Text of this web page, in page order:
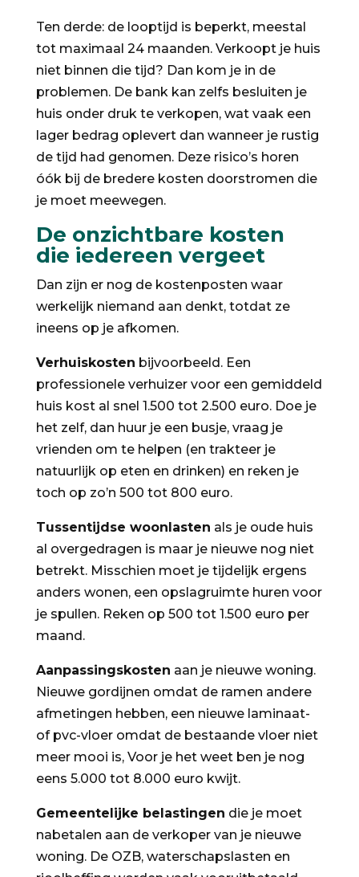
Ten derde: de looptijd is beperkt, meestal
tot maximaal 24 maanden. Verkoopt je huis
niet binnen die tijd? Dan kom je in de
problemen. De bank kan zelfs besluiten je
huis onder druk te verkopen, wat vaak een
lager bedrag oplevert dan wanneer je rustig
de tijd had genomen. Deze risico’s horen
óók bij de bredere kosten doorstromen die
je moet meewegen.
De onzichtbare kosten
die iedereen vergeet
Dan zijn er nog de kostenposten waar
werkelijk niemand aan denkt, totdat ze
ineens op je afkomen.
Verhuiskosten bijvoorbeeld. Een
professionele verhuizer voor een gemiddeld
huis kost al snel 1.500 tot 2.500 euro. Doe je
het zelf, dan huur je een busje, vraag je
vrienden om te helpen (en trakteer je
natuurlijk op eten en drinken) en reken je
toch op zo’n 500 tot 800 euro.
Tussentijdse woonlasten als je oude huis
al overgedragen is maar je nieuwe nog niet
betrekt. Misschien moet je tijdelijk ergens
anders wonen, een opslagruimte huren voor
je spullen. Reken op 500 tot 1.500 euro per
maand.
Aanpassingskosten aan je nieuwe woning.
Nieuwe gordijnen omdat de ramen andere
afmetingen hebben, een nieuwe laminaat-
of pvc-vloer omdat de bestaande vloer niet
meer mooi is, Voor je het weet ben je nog
eens 5.000 tot 8.000 euro kwijt.
Gemeentelijke belastingen die je moet
nabetalen aan de verkoper van je nieuwe
woning. De OZB, waterschapslasten en